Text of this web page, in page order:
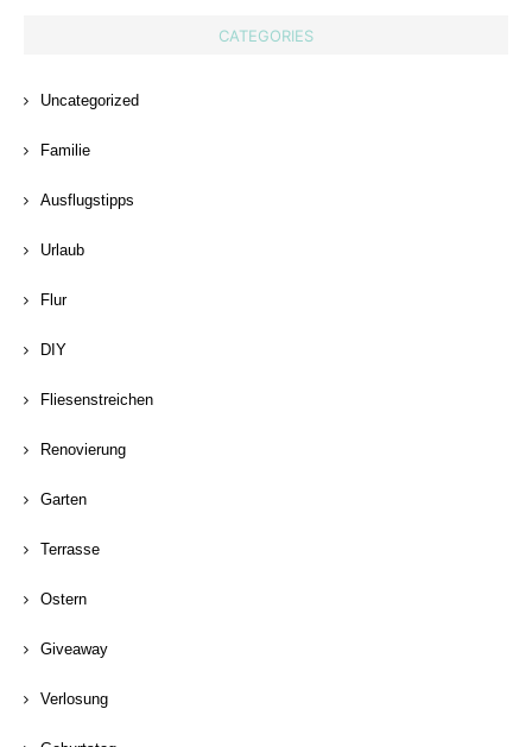
CATEGORIES
Uncategorized
Familie
Ausflugstipps
Urlaub
Flur
DIY
Fliesenstreichen
Renovierung
Garten
Terrasse
Ostern
Giveaway
Verlosung